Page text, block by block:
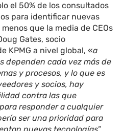
el 50% de los consultados
para identificar nuevas
que la media de CEOs
Gates, socio
KPMG a nivel global, «a
dependen cada vez más de
y procesos, y lo que es
y socios, hay
contra las que
responder a cualquier
ser una prioridad para